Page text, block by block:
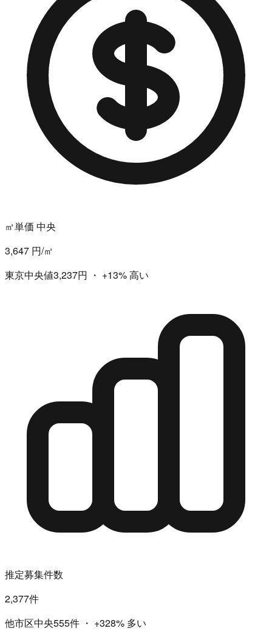
㎡単価 中央
3,647 円/㎡
東京中央値3,237円 ・ +13%高い
推定募集件数
2,377件
他市区中央555件 ・ +328% 多い